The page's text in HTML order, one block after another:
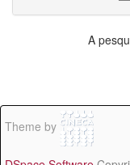
A
Theme by